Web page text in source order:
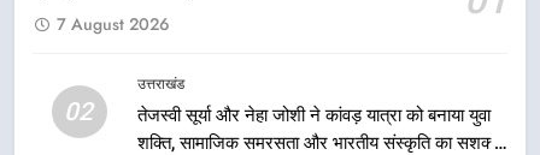
7 August 2026
02
उत्तराखंड
तेजस्वी सूर्या और नेहा जोशी ने कांवड़ यात्रा को बनाया युवा
शक्ति, सामाजिक समरसता और भारतीय संस्कृति का सशक्त
की प्रक्रिया होगी और प्रभावी